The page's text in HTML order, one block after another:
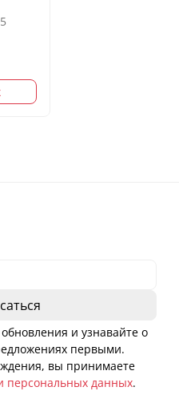
и узнавайте о
первыми.
вы принимаете
персональных данных.